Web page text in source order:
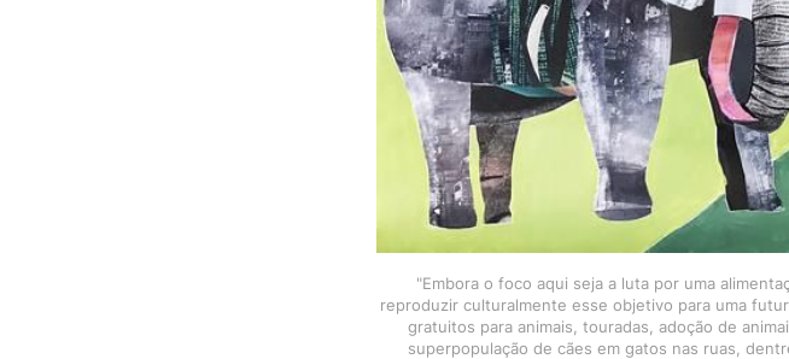
"Embora o foco aqui seja a luta por uma
reproduzir culturalmente esse objetivo para uma
gratuitos para animais, touradas, adoção de
superpopulação de cães em gatos nas ruas,